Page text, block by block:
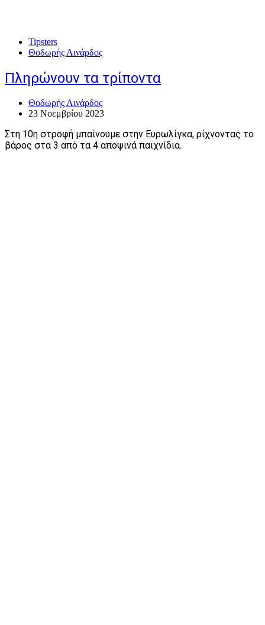
Tipsters
Θοδωρής Λινάρδος
Πληρώνουν τα τρίποντα
Θοδωρής Λινάρδος
23 Νοεμβρίου 2023
Στη 10η στροφή μπαίνουμε στην Ευρωλίγκα, ρίχνοντας το
βάρος στα 3 από τα 4 αποψινά παιχνίδια.